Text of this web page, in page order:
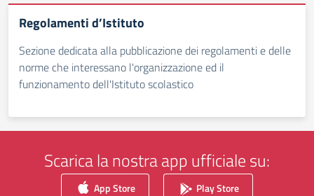
Regolamenti d’Istituto
Sezione dedicata alla pubblicazione dei regolamenti e delle
norme che interessano l'organizzazione ed il
funzionamento dell'Istituto scolastico
Scarica la nostra app ufficiale su:
App Store Play Store